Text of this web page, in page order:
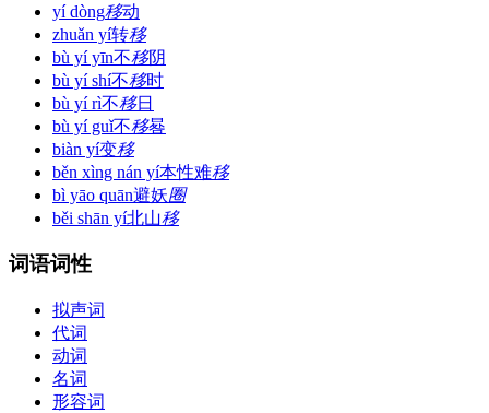
yí dòng移动
zhuǎn yí转移
bù yí yīn不移阴
bù yí shí不移时
bù yí rì不移日
bù yí guǐ不移晷
biàn yí变移
běn xìng nán yí本性难移
bì yāo quān避妖圈
běi shān yí北山移
词语词性
拟声词
代词
动词
名词
形容词